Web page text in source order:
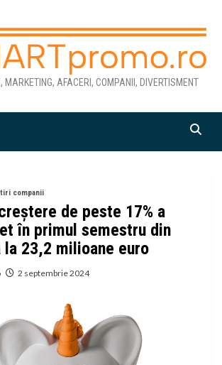
MARKETING, AFACERI, COMPANII, DIVERTISMENT
companii
de peste 17% a
în primul semestru din
la 23,2 milioane euro
2 septembrie 2024